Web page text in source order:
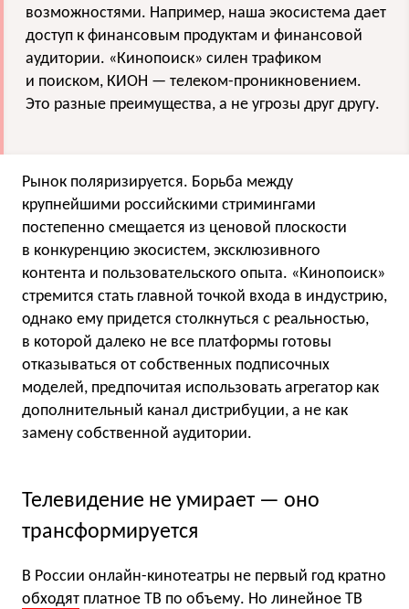
возможностями. Например, наша экосистема дает
доступ к финансовым продуктам и финансовой
аудитории. «Кинопоиск» силен трафиком
и поиском, КИОН — телеком-проникновением.
Это разные преимущества, а не угрозы друг другу.
Рынок поляризируется. Борьба между
крупнейшими российскими стримингами
постепенно смещается из ценовой плоскости
в конкуренцию экосистем, эксклюзивного
контента и пользовательского опыта. «Кинопоиск»
стремится стать главной точкой входа в индустрию,
однако ему придется столкнуться с реальностью,
в которой далеко не все платформы готовы
отказываться от собственных подписочных
моделей, предпочитая использовать агрегатор как
дополнительный канал дистрибуции, а не как
замену собственной аудитории.
Телевидение не умирает — оно
трансформируется
В России онлайн-кинотеатры не первый год кратно
обходят платное ТВ по объему. Но линейное ТВ